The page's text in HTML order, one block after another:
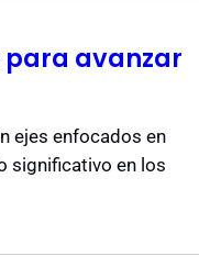
para avanzar
ejes enfocados en
significativo en los